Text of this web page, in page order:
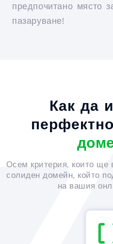
предпочитано място
пазаруване!
Как да
Осем критерия, които ще
солиден домейн, който
на вашия